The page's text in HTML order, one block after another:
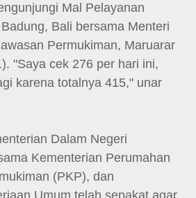
Mal Pelayanan
Bali bersama Menteri
Permukiman, Maruarar
"Saya cek 276 per hari ini,
karena totalnya 415," unar
Dalam Negeri
Kementerian Perumahan
(PKP), dan
Umum telah sepakat agar